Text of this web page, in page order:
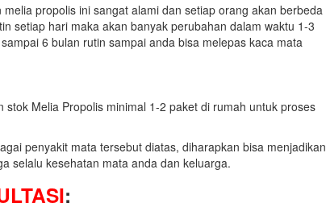
propolis ini sangat alami dan setiap orang akan berbeda
setiap hari maka akan banyak perubahan dalam waktu 1-3
6 bulan rutin sampai anda bisa melepas kaca mata
Melia Propolis minimal 1-2 paket di rumah untuk proses
penyakit mata tersebut diatas, diharapkan bisa menjadikan
selalu kesehatan mata anda dan keluarga.
: